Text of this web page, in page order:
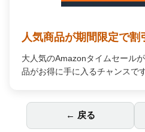
人気商品が期間限定で割
大人気のAmazonタイムセール
品がお得に手に入るチャンスです
← 戻る